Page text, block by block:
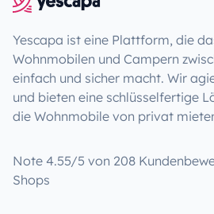
Yescapa ist eine Plattform, die
Wohnmobilen und Campern
einfach und sicher macht. Wir
und bieten eine schlüsselfertige
die Wohnmobile von privat
Note 4.55/5 von 208
Shops